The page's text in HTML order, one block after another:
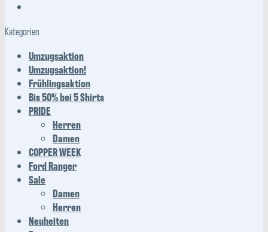
Kategorien
Umzugsaktion
Umzugsaktion!
Frühlingsaktion
Bis 50% bei 5 Shirts
PRIDE
Herren
Damen
COPPER WEEK
Ford Ranger
Sale
Damen
Herren
Neuheiten